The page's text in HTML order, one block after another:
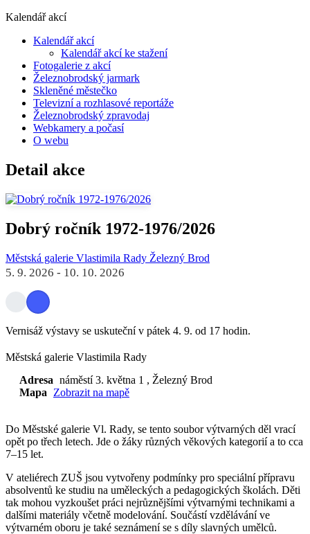
Kalendář akcí
Kalendář akcí
Kalendář akcí ke stažení
Fotogalerie z akcí
Železnobrodský jarmark
Skleněné městečko
Televizní a rozhlasové reportáže
Železnobrodský zpravodaj
Webkamery a počasí
O webu
Detail akce
Dobrý ročník 1972-1976/2026
Městská galerie Vlastimila Rady Železný Brod
5. 9. 2026 - 10. 10. 2026
Vernisáž výstavy se uskuteční v pátek 4. 9. od 17 hodin.
Městská galerie Vlastimila Rady
Adresa náměstí 3. května 1 , Železný Brod
Mapa
Zobrazit na mapě
Do Městské galerie Vl. Rady, se tento soubor výtvarných děl vrací
opět po třech letech. Jde o žáky různých věkových kategorií a to cca
7–15 let.
V ateliérech ZUŠ jsou vytvořeny podmínky pro speciální přípravu
absolventů ke studiu na uměleckých a pedagogických školách. Děti
tak mohou vyzkoušet práci nejrůznějšími výtvarnými technikami a
dalšími materiály včetně modelování. Součástí vzdělávání ve
výtvarném oboru je také seznámení se s díly slavných umělců.